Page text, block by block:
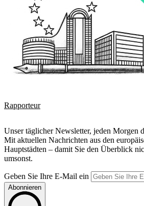
Rapporteur
Unser täglicher Newsletter, jeden Morgen
Mit aktuellen Nachrichten aus den
Hauptstädten – damit Sie den Überblick
umsonst.
Geben Sie Ihre E-Mail ein
Abonnieren